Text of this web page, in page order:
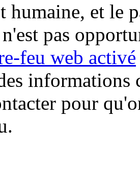
humaine, et le
pas
feu web activé
informations
pour